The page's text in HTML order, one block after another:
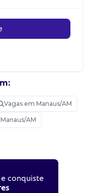
Vagas em Manaus/AM
AM
conquiste